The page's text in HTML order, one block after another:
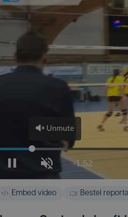
Embed video Bestel